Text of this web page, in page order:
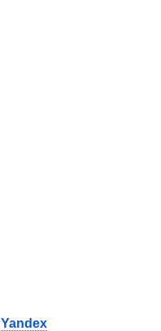
Yandex